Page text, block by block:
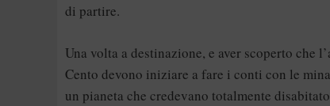
di partire.
Una volta a destinazione, e aver scoperto che
Cento devono iniziare a fare i conti con le
un pianeta che credevano totalmente